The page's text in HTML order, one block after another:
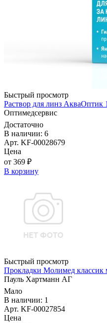
Быстрый просмотр
Раствор для линз
Оптимедсервис
Достаточно
В наличии: 6
Арт. KF-00028679
Цена
от 369 ₽
В корзину
Быстрый просмотр
Прокладки Молимед
Пауль Хартманн AГ
Мало
В наличии: 1
Арт. KF-00027854
Цена